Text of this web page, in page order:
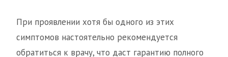
При проявлении хотя бы одного из этих
симптомов настоятельно рекомендуется
обратиться к врачу, что даст гарантию полного